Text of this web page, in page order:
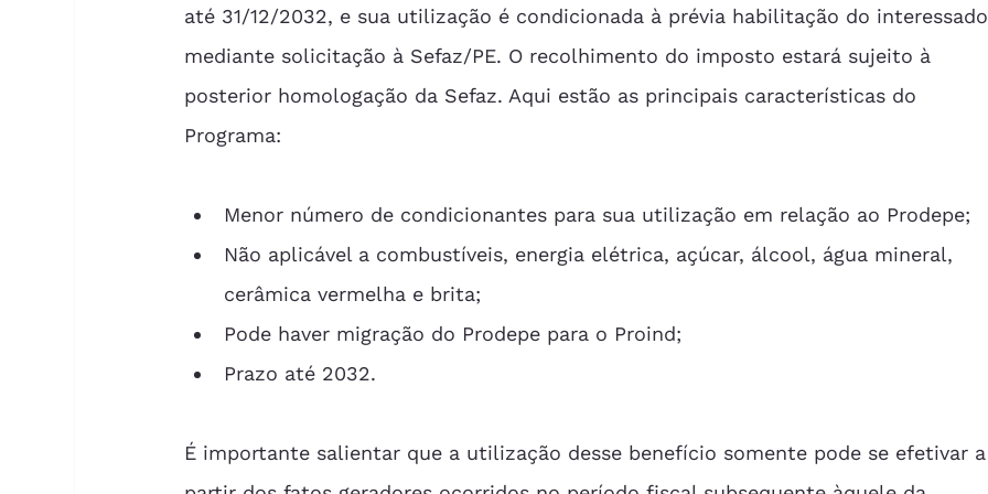
até 31/12/2032, e sua utilização é condicionada à prévia habilitação do
mediante solicitação à Sefaz/PE. O recolhimento do imposto estará sujeito à
posterior homologação da Sefaz. Aqui estão as principais características do
Programa:
Menor número de condicionantes para sua utilização em relação ao Prodepe;
Não aplicável a combustíveis, energia elétrica, açúcar, álcool, água mineral,
cerâmica vermelha e brita;
Pode haver migração do Prodepe para o Proind;
Prazo até 2032.
É importante salientar que a utilização desse benefício somente pode se efetivar